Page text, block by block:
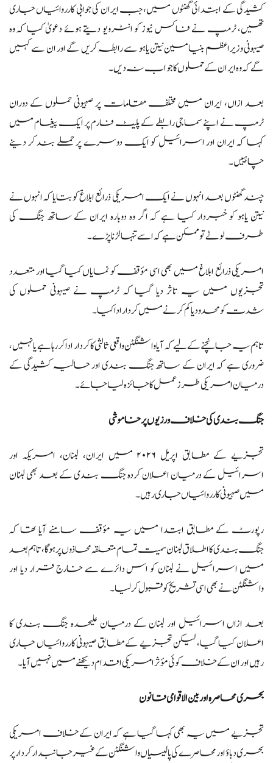
کشیدگی کے ابتدائی گھنٹوں میں، جب ایران کی جوابی کارروائیاں جاری
تھیں، ٹرمپ نے فاکس نیوز کو انٹرویو دیتے ہوئے دعویٰ کیا کہ وہ
صیہونی وزیراعظم بنیامین نیتن یاہو سے رابطہ کریں گے اور ان سے کہیں
گے کہ وہ ایران کے حملوں کا جواب نہ دیں۔
بعد ازاں، ایران میں مختلف مقامات پر صہیونی حملوں کے دوران
ٹرمپ نے اپنے سماجی رابطے کے پلیٹ فارم پر ایک پیغام میں
کہا کہ ایران اور اسرائیل کو ایک دوسرے پر حملے بند کر دینے
چاہییں۔
چند گھنٹوں بعد انہوں نے ایک امریکی ذرائع ابلاغ کو بتایا کہ انہوں نے
نیتن یاہو کو خبردار کیا ہے کہ اگر وہ دوبارہ ایران کے ساتھ جنگ کی
طرف لوٹے تو ممکن ہے کہ اسے تنہا لڑنا پڑے۔
امریکی ذرائع ابلاغ میں بھی اسی مؤقف کو نمایاں کیا گیا اور متعدد
تجزیوں میں یہ تاثر دیا گیا کہ ٹرمپ نے صیہونی حملوں کی
شدت کو محدود یا کم کرنے میں کردار ادا کیا۔
تاہم یہ جانچنے کے لیے کہ آیا واشنگٹن واقعی ثالثی کا کردار ادا کر رہا ہے یا نہیں،
ضروری ہے کہ ایران کے ساتھ جنگ بندی اور حالیہ کشیدگی کے
درمیان امریکی طرز عمل کا جائزہ لیا جائے۔
جنگ بندی کی خلاف ورزیوں پر خاموشی
تجزیے کے مطابق اپریل ۲۰۲۶ میں ایران، لبنان، امریکہ اور
اسرائیل کے درمیان اعلان کردہ جنگ بندی کے بعد بھی لبنان
میں صہیونی کارروائیاں جاری رہیں۔
رپورٹ کے مطابق ابتدا میں یہ مؤقف سامنے آیا تھا کہ
جنگ بندی کا اطلاق لبنان سمیت تمام متعلقہ محاذوں پر ہوگا، تاہم بعد
میں اسرائیل نے لبنان کو اس دائرے سے خارج قرار دیا اور
واشنگٹن نے بھی اسی تشریح کو قبول کر لیا۔
بعد ازاں اسرائیل اور لبنان کے درمیان علیحدہ جنگ بندی کا
اعلان کیا گیا، لیکن تجزیے کے مطابق صیہونی کارروائیاں جاری
رہیں اور ان کے خلاف کوئی مؤثر امریکی اقدام دیکھنے میں نہیں آیا۔
بحری محاصرہ اور بین الاقوامی قانون
تجزیے میں یہ بھی کہا گیا ہے کہ ایران کے خلاف امریکی
بحری دباؤ اور محاصرے کی پالیسیاں واشنگٹن کے غیر جانبدار کردار پر